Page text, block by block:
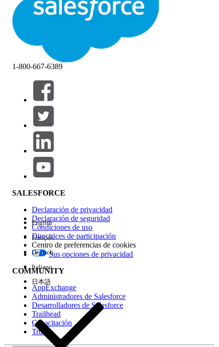
Cerrar Cerrar
Filtrar por (0)
SELECCIONAR FILTROS
Área de productos
Repercusión de función
Edición
Experiencia
1-800-667-6389
SALESFORCE
Declaración de privacidad
Declaración de seguridad
Condiciones de uso
Directrices de participación
Centro de preferencias de cookies
Sus opciones de privacidad
COMMUNITY
AppExchange
Administradores de Salesforce
Desarrolladores de Salesforce
Trailhead
Capacitación
Trust
English
Français
Deutsch
Italiano
日本語